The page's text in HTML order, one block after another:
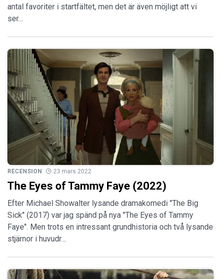
antal favoriter i startfältet, men det är även möjligt att vi
ser…
RECENSION 23 mars 2022
The Eyes of Tammy Faye (2022)
Efter Michael Showalter lysande dramakomedi "The Big
Sick" (2017) var jag spänd på nya "The Eyes of Tammy
Faye". Men trots en intressant grundhistoria och två lysande
stjärnor i huvudr…